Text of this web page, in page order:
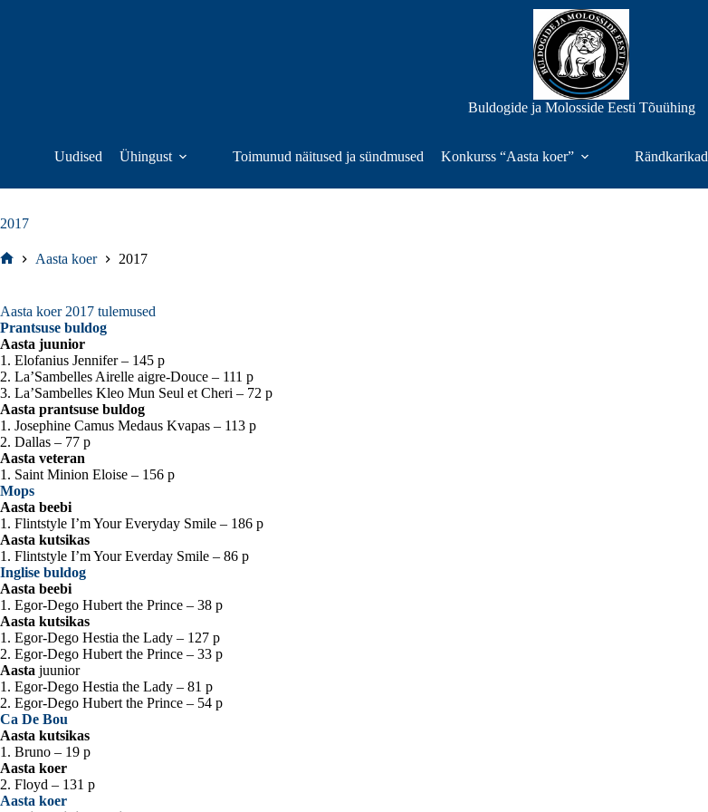
Buldogide ja Molosside Eesti Tõuühing
Uudised Ühingust Toimunud näitused ja sündmused Konkurss “Aasta koer” Rändkarikad
2017
Aasta koer 2017
Aasta koer 2017 tulemused
Prantsuse buldog
Aasta juunior
1. Elofanius Jennifer – 145 p
2. La’Sambelles Airelle aigre-Douce – 111 p
3. La’Sambelles Kleo Mun Seul et Cheri – 72 p
Aasta prantsuse buldog
1. Josephine Camus Medaus Kvapas – 113 p
2. Dallas – 77 p
Aasta veteran
1. Saint Minion Eloise – 156 p
Mops
Aasta beebi
1. Flintstyle I’m Your Everyday Smile – 186 p
Aasta kutsikas
1. Flintstyle I’m Your Everday Smile – 86 p
Inglise buldog
Aasta beebi
1. Egor-Dego Hubert the Prince – 38 p
Aasta kutsikas
1. Egor-Dego Hestia the Lady – 127 p
2. Egor-Dego Hubert the Prince – 33 p
Aasta juunior
1. Egor-Dego Hestia the Lady – 81 p
2. Egor-Dego Hubert the Prince – 54 p
Ca De Bou
Aasta kutsikas
1. Bruno – 19 p
Aasta koer
2. Floyd – 131 p
Aasta koer